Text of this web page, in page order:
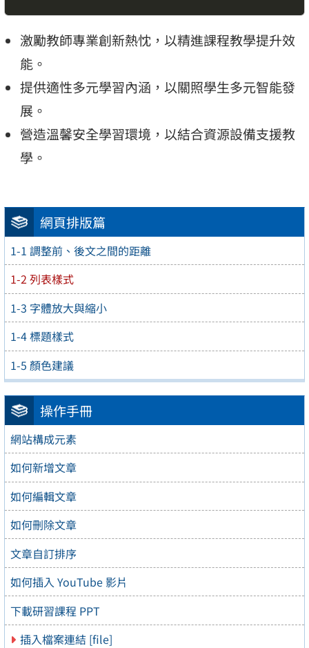
網頁排版篇
1-1 調整前、後文之間的距離
1-2 列表樣式
1-3 字體放大與縮小
1-4 標題樣式
1-5 顏色建議
操作手冊
網站構成元素
如何新增文章
如何編輯文章
如何刪除文章
文章自訂排序
如何插入 YouTube 影片
下載研習課程 PPT
插入檔案連結 [file]
激勵教師專業創新熱忱，以精進課程教學提升效
能。
提供適性多元學習內涵，以關照學生多元智能發
展。
營造溫馨安全學習環境，以結合資源設備支援教
學。